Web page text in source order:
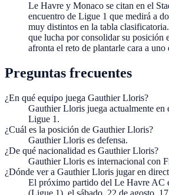
Le Havre y Monaco se citan en el
encuentro de Ligue 1 que medirá a
muy distintos en la tabla
que lucha por consolidar su posición
afronta el reto de plantarle cara a
Preguntas frecuentes
¿En qué equipo juega Gauthier Lloris?
Gauthier Lloris juega actualmente
Ligue 1.
¿Cuál es la posición de Gauthier Lloris?
Gauthier Lloris es defensa.
¿De qué nacionalidad es Gauthier Lloris?
Gauthier Lloris es internacional con
¿Dónde ver a Gauthier Lloris jugar en
El próximo partido del Le Havre AC